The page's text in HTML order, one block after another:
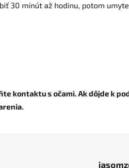
30 minút až hodinu, potom
kontaktu s očami. Ak dôjde k